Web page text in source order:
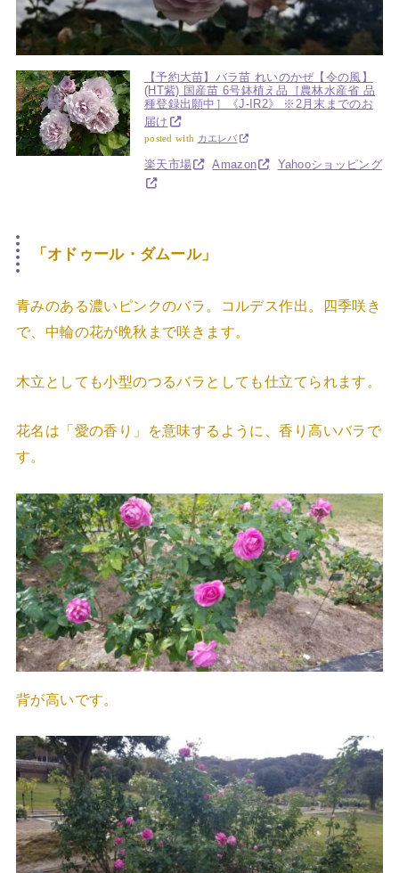
【予約大苗】バラ苗 れいのかぜ【令の風】
(HT紫) 国産苗 6号鉢植え品［農林水産省 品
種登録出願中］《J-IR2》 ※2月末までのお
届け
posted with カエレバ
楽天市場 Amazon Yahooショッピング
「オドゥール・ダムール」
青みのある濃いピンクのバラ。コルデス作出。四季咲き
で、中輪の花が晩秋まで咲きます。
木立としても小型のつるバラとしても仕立てられます。
花名は「愛の香り」を意味するように、香り高いバラで
す。
背が高いです。